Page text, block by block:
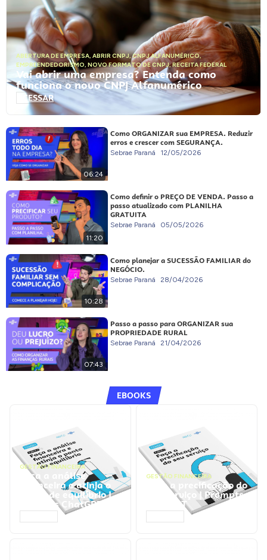
ABERTURA DE EMPRESA, ABRIR CNPJ,CNPJ ALFANUMÉRICO,
EMPREENDEDORISMO, NOVO FORMATO DE CNPJ,RECEITA FEDERAL
Vai abrir uma empresa? Entenda como
funciona o novo CNPJ Alfanumérico
ACESSAR
06:24
Como ORGANIZAR sua EMPRESA. Reduzir
erros e crescer com SEGURANÇA.
Sebrae Paraná 12/05/2026
11:20
Como definir o PREÇO DE VENDA. Passo a
passo atualizado com PLANILHA
GRATUITA
Sebrae Paraná 05/05/2026
10:28
Como planejar a SUCESSÃO FAMILIAR do
NEGÓCIO.
Sebrae Paraná 28/04/2026
07:43
Passo a passo para ORGANIZAR sua
PROPRIEDADE RURAL
Sebrae Paraná 21/04/2026
EBOOKS
GESTÃO FINANCEIRA
Faça a análise
financeira e atinja o
ponto de equilíbrio |
Prompts ChatGPT
GESTÃO FINANCEIRA
Faça a precificação do
seu serviço | Prompts
ChatGPT